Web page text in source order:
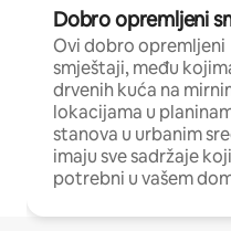
Dobro opremljeni
Ovi dobro opremljeni
smještaji, među
drvenih kuća na
lokacijama u
stanova u urbanim
imaju sve sadržaje
potrebni u vašem